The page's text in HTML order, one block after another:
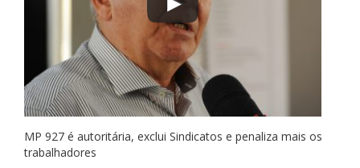
MP 927 é autoritária, exclui Sindicatos e penaliza mais os
trabalhadores